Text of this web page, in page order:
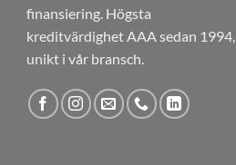
finansiering. Högsta
kreditvärdighet AAA sedan 1994,
unikt i vår bransch.